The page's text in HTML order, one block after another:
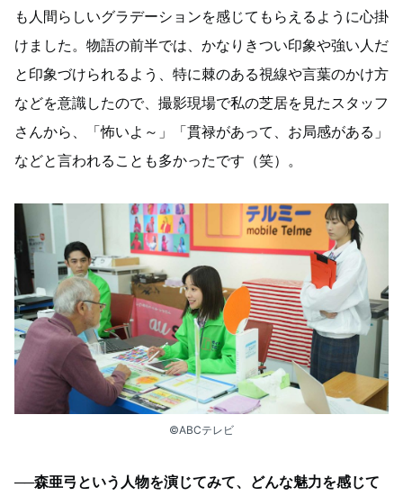
も人間らしいグラデーションを感じてもらえるように心掛
けました。物語の前半では、かなりきつい印象や強い人だ
と印象づけられるよう、特に棘のある視線や言葉のかけ方
などを意識したので、撮影現場で私の芝居を見たスタッフ
さんから、「怖いよ～」「貫禄があって、お局感がある」
などと言われることも多かったです（笑）。
©ABCテレビ
──森亜弓という人物を演じてみて、どんな魅力を感じて